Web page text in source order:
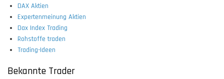
DAX Aktien
Expertenmeinung Aktien
Dax Index Trading
Rohstoffe traden
Trading-Ideen
Bekannte Trader